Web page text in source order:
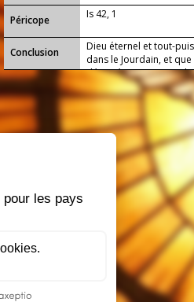
Péricope Is 42, 1
Conclusion
Dieu éternel et tout-
dans le Jourdain, et que
désigné comme ton
adoptifs, nés de l’eau
dans ta sainte volonté.